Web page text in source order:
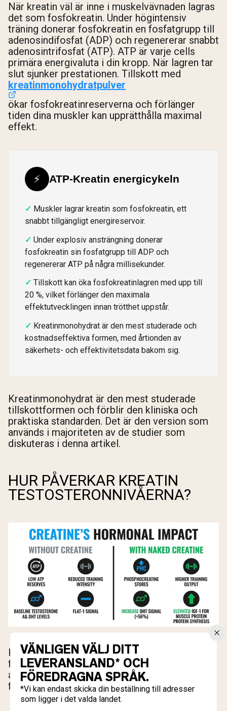
När kreatin väl är inne i muskelvävnaden lagras
det som fosfokreatin. Under högintensiv
träning donerar fosfokreatin en fosfatgrupp till
adenosindifosfat (ADP) och regenererar snabbt
adenosintrifosfat (ATP). ATP är varje cells
primära energivaluta i din kropp. När lagren tar
slut sjunker prestationen. Tillskott med
kreatinmonohydratpulver
ökar fosfokreatinreserverna och förlänger
tiden dina muskler kan upprätthålla maximal
effekt.
⚡ ATP-Kreatin energicykeln
Muskler lagrar kreatin som fosfokreatin, ett
snabbt tillgängligt energireservoir.
Under explosiv ansträngning donerar
fosfokreatin sin fosfatgrupp till ADP och
regenererar ATP på några millisekunder.
Tillskott kan öka fosfokreatinlagren med upp till
20 %, vilket förlänger den maximala
effektutvecklingen innan trötthet uppstår.
Kreatinmonohydrat är den mest studerade och
kostnadseffektiva formen, med årtionden av
säkerhets- och effektivitetsdata bakom sig.
Kreatinmonohydrat är den mest studerade
tillskottformen och förblir den kliniska och
praktiska standarden. Det är den version som
används i majoriteten av de studier som
diskuteras i denna artikel.
HUR PÅVERKAR KREATIN
TESTOSTERONNIVÅERNA?
Kopplingen mellan kreatin och testosteron
fungerar genom två distinkta mekanismer, och
att blanda ihop dem leder till orealistiska
förväntningar i båda riktningarna.
VÄNLIGEN VÄLJ DITT
LEVERANSLAND* OCH
FÖREDRAGNA SPRÅK.
*Vi kan endast skicka din beställning till adresser
som ligger i det valda landet.